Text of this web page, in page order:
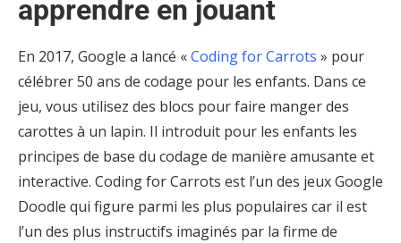
apprendre en jouant
En 2017, Google a lancé «Coding for Carrots » pour
célébrer 50 ans de codage pour les enfants. Dans ce
jeu, vous utilisez des blocs pour faire manger des
carottes à un lapin. Il introduit pour les enfants les
principes de base du codage de manière amusante et
interactive. Coding for Carrots est l’un des jeux Google
Doodle qui figure parmi les plus populaires car il est
l’un des plus instructifs imaginés par la firme de